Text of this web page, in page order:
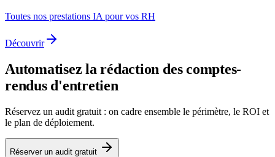
Toutes nos prestations IA pour vos RH
Découvrir
Automatisezla rédaction des comptes-
rendus d'entretien
Réservez un audit gratuit : on cadre ensemble le périmètre, le ROI et
le plan de déploiement.
Réserver un audit gratuit